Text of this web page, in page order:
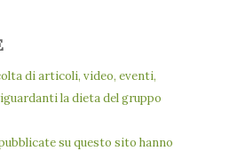
di articoli, video, eventi,
la dieta del gruppo
su questo sito hanno